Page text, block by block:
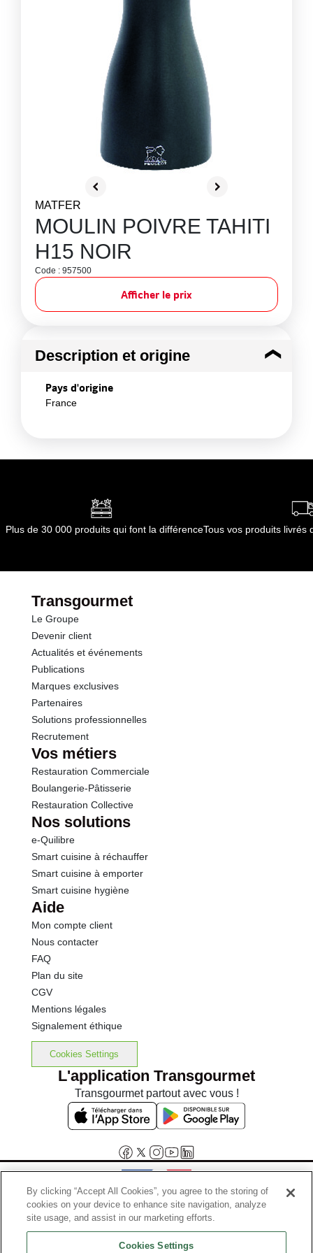
MATFER
MOULIN POIVRE TAHITI
H15 NOIR
Code : 957500
Afficher le prix
Description et origine
Pays d'origine
France
Plus de 30 000 produits qui font la différenceTous vos produits livrés
Transgourmet
Le Groupe
Devenir client
Actualités et événements
Publications
Marques exclusives
Partenaires
Solutions professionnelles
Recrutement
Vos métiers
Restauration Commerciale
Boulangerie-Pâtisserie
Restauration Collective
Nos solutions
e-Quilibre
Smart cuisine à réchauffer
Smart cuisine à emporter
Smart cuisine hygiène
Aide
Mon compte client
Nous contacter
FAQ
Plan du site
CGV
Mentions légales
Signalement éthique
Cookies Settings
L'application Transgourmet
Transgourmet partout avec vous !
Interdiction de vente de boissons alcooliques aux mineurs de
moins de 18 ans
By clicking “Accept All Cookies”, you agree to the storing of
cookies on your device to enhance site navigation, analyze
site usage, and assist in our marketing efforts.
Cookies Settings